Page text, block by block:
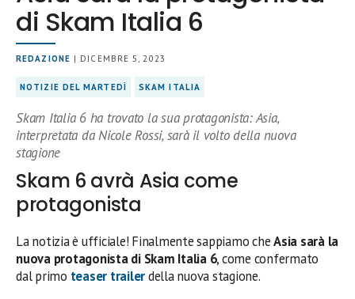
di Skam Italia 6
REDAZIONE | DICEMBRE 5, 2023
NOTIZIE DEL MARTEDÌ SKAM ITALIA
Skam Italia 6 ha trovato la sua protagonista: Asia,
interpretata da Nicole Rossi, sarà il volto della nuova
stagione
Skam 6 avrà Asia come
protagonista
La notizia è ufficiale! Finalmente sappiamo cheAsia sarà la
nuova protagonista di Skam Italia 6, come confermato
dal primo teaser trailerdella nuova stagione.